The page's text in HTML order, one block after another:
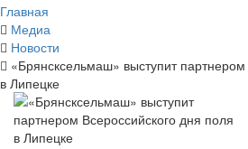
Главная
Медиа
Новости
«Брянсксельмаш» выступит
в Липецке